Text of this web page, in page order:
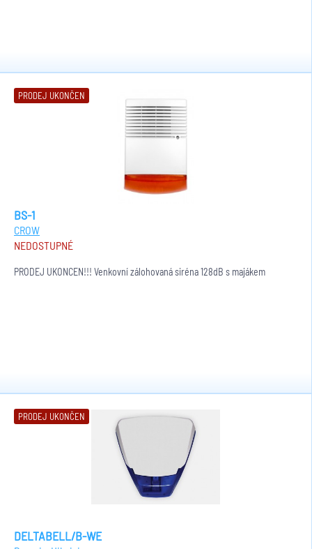
PRODEJ UKONČEN
BS-1
CROW
NEDOSTUPNÉ
PRODEJ UKONČEN!!! Venkovní zálohovaná siréna 128dB s majákem
PRODEJ UKONČEN
DELTABELL/B-WE